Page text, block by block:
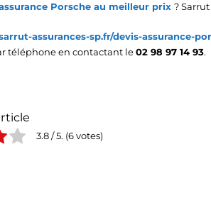
Porsche au meilleur prix ?
assurances-sp.fr/devis-assurance-
téléphone en contactant le02 98 97 14 93.
3.8/ 5. 6